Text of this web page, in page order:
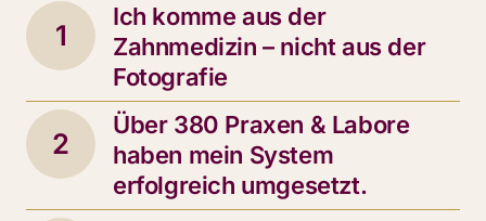
1
Ich komme aus der
Zahnmedizin – nicht aus der
Fotografie
2
Über 380 Praxen & Labore
haben mein System
erfolgreich umgesetzt.